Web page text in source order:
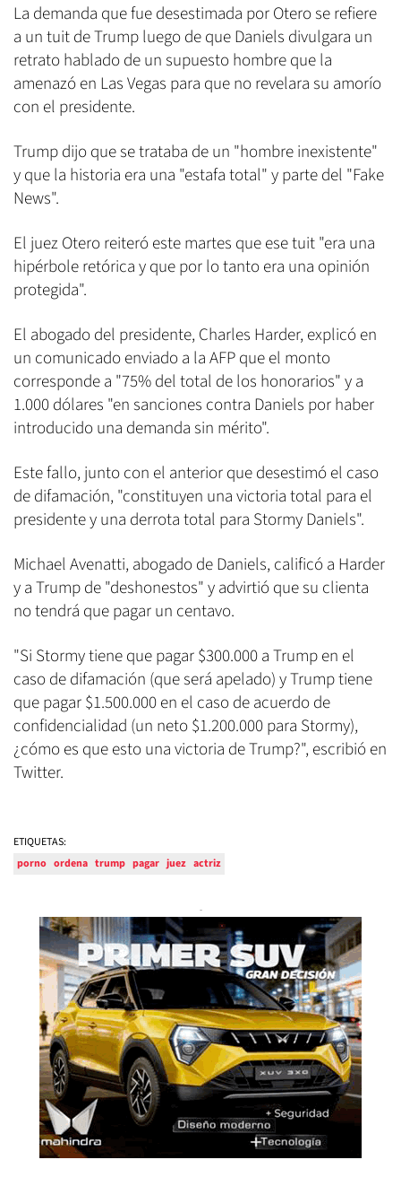
La demanda que fue desestimada por Otero se refiere
a un tuit de Trump luego de que Daniels divulgara un
retrato hablado de un supuesto hombre que la
amenazó en Las Vegas para que no revelara su amorío
con el presidente.
Trump dijo que se trataba de un "hombre inexistente"
y que la historia era una "estafa total" y parte del "Fake
News".
El juez Otero reiteró este martes que ese tuit "era una
hipérbole retórica y que por lo tanto era una opinión
protegida".
El abogado del presidente, Charles Harder, explicó en
un comunicado enviado a la AFP que el monto
corresponde a "75% del total de los honorarios" y a
1.000 dólares "en sanciones contra Daniels por haber
introducido una demanda sin mérito".
Este fallo, junto con el anterior que desestimó el caso
de difamación, "constituyen una victoria total para el
presidente y una derrota total para Stormy Daniels".
Michael Avenatti, abogado de Daniels, calificó a Harder
y a Trump de "deshonestos" y advirtió que su clienta
no tendrá que pagar un centavo.
"Si Stormy tiene que pagar $300.000 a Trump en el
caso de difamación (que será apelado) y Trump tiene
que pagar $1.500.000 en el caso de acuerdo de
confidencialidad (un neto $1.200.000 para Stormy),
¿cómo es que esto una victoria de Trump?", escribió en
Twitter.
ETIQUETAS:
porno ordena trump pagar juez actriz